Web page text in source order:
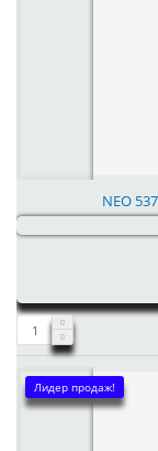
NEO
Лидер продаж!